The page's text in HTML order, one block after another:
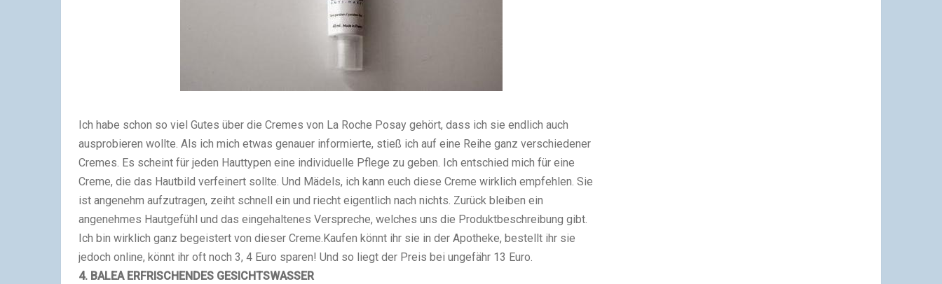
Ich habe schon so viel Gutes über die Cremes von La Roche Posay gehört, dass ich sie endlich auch
ausprobieren wollte. Als ich mich etwas genauer informierte, stieß ich auf eine Reihe ganz verschiedener
Cremes. Es scheint für jeden Hauttypen eine individuelle Pflege zu geben. Ich entschied mich für eine
Creme, die das Hautbild verfeinert sollte. Und Mädels, ich kann euch diese Creme wirklich empfehlen. Sie
ist angenehm aufzutragen, zeiht schnell ein und riecht eigentlich nach nichts. Zurück bleiben ein
angenehmes Hautgefühl und das eingehaltenes Verspreche, welches uns die Produktbeschreibung gibt.
Ich bin wirklich ganz begeistert von dieser Creme.Kaufen könnt ihr sie in der Apotheke, bestellt ihr sie
jedoch online, könnt ihr oft noch 3, 4 Euro sparen! Und so liegt der Preis bei ungefähr 13 Euro.
4. BALEAERFRISCHENDES GESICHTSWASSER